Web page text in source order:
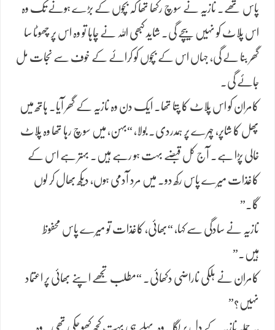
پاس تھے۔ نازیہ نے سوچ رکھا تھا کہ بچوں کے بڑے ہونے تک وہ
اس پلاٹ کو نہیں بیچے گی۔ شاید کبھی اللہ نے چاہا تو وہ اس پر چھوٹا سا
گھر بنا لے گی، جہاں اس کے بچوں کو کرائے کے خوف سے نجات مل
جائے گی۔
کامران کو اس پلاٹ کا پتا تھا۔ ایک دن وہ نازیہ کے گھر آیا۔ ہاتھ میں
پھل کا شاپر، چہرے پر ہمدردی۔ بولا، “بہن، میں سوچ رہا تھا وہ پلاٹ
خالی پڑا ہے۔ آج کل قبضے بہت ہو رہے ہیں۔ بہتر ہے اس کے
کاغذات میرے پاس رکھ دو۔ میں مرد آدمی ہوں، دیکھ بھال کر لوں
گا۔”
نازیہ نے سادگی سے کہا، “بھائی، کاغذات تو میرے پاس محفوظ
ہیں۔”
کامران نے ہلکی ناراضی دکھائی۔ “مطلب تجھے اپنے بھائی پر اعتماد
نہیں؟”
یہ جملہ نازیہ کے دل پر لگا۔ وہ پہلے ہی بہت کچھ کھو چکی تھی۔ وہ